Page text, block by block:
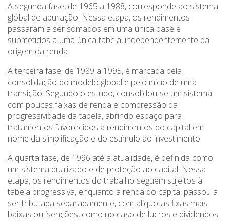
A segunda fase, de 1965 a 1988, corresponde ao sistema
global de apuração. Nessa etapa, os rendimentos
passaram a ser somados em uma única base e
submetidos a uma única tabela, independentemente da
origem da renda.
A terceira fase, de 1989 a 1995, é marcada pela
consolidação do modelo global e pelo início de uma
transição. Segundo o estudo, consolidou-se um sistema
com poucas faixas de renda e compressão da
progressividade da tabela, abrindo espaço para
tratamentos favorecidos a rendimentos do capital em
nome da simplificação e do estímulo ao investimento.
A quarta fase, de 1996 até a atualidade, é definida como
um sistema dualizado e de proteção ao capital. Nessa
etapa, os rendimentos do trabalho seguem sujeitos à
tabela progressiva, enquanto a renda do capital passou a
ser tributada separadamente, com alíquotas fixas mais
baixas ou isenções, como no caso de lucros e dividendos.